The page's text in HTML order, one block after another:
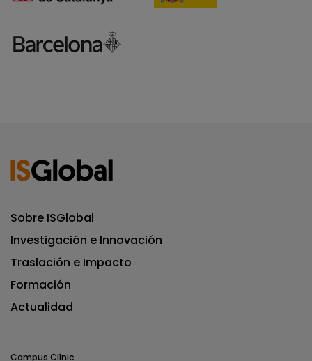
Sobre ISGlobal
Investigación e Innovación
Traslación e Impacto
Formación
Actualidad
Campus Clínic